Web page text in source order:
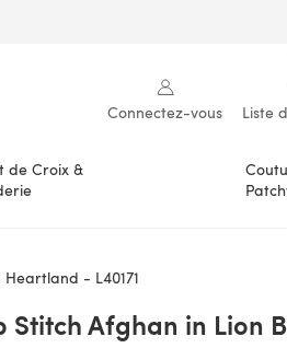
Connectez-vous Liste
de Croix &
- L40171
Stitch Afghan in Lion